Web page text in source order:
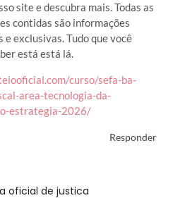
site e descubra mais. Todas as
contidas são informações
e exclusivas. Tudo que você
está está lá.
curso/sefa-ba-
area-tecnologia-da-
estrategia-2026/
Responder
oficial de justica